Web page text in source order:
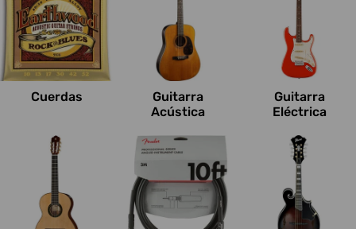
Cuerdas
Guitarra
Acústica
Guitarra
Eléctrica